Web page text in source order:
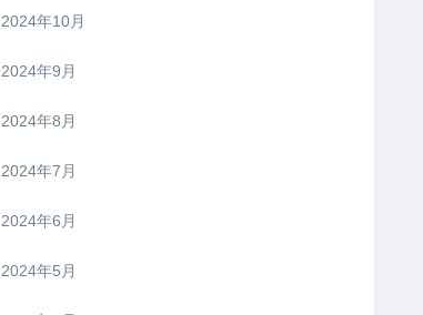
2024年10月
2024年9月
2024年8月
2024年7月
2024年6月
2024年5月